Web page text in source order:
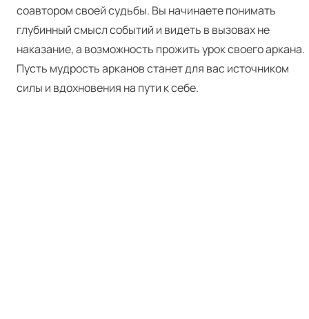
соавтором своей судьбы. Вы начинаете понимать
глубинный смысл событий и видеть в вызовах не
наказание, а возможность прожить урок своего аркана.
Пусть мудрость арканов станет для вас источником
силы и вдохновения на пути к себе.